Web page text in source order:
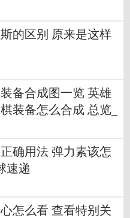
的区别 原来是这样
备合成图一览 英雄
装备怎么合成 ​总览_
确用法 弹力素该怎
速递
怎么看 查看特别关